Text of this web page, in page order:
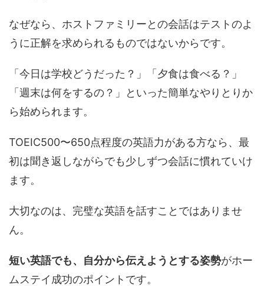
なぜなら、ホストファミリーとの会話はテストのよ
うに正解を求められるものではないからです。
「今日は学校どうだった？」「夕食は食べる？」
「週末は何をするの？」といった簡単なやりとりか
ら始められます。
TOEIC500〜650点程度の英語力がある方なら、最
初は聞き返しながらでも少しずつ会話に慣れていけ
ます。
大切なのは、完璧な英語を話すことではありませ
ん。
短い英語でも、自分から伝えようとする姿勢がホー
ムステイ成功のポイントです。